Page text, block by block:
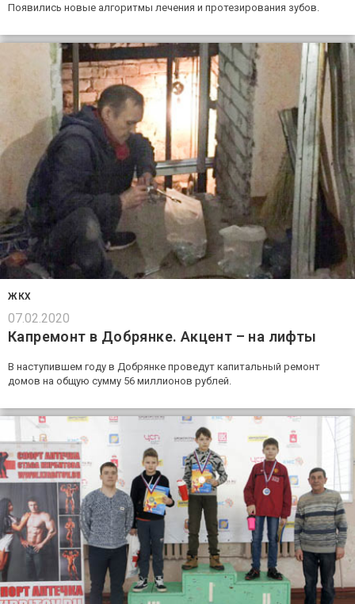
Появились новые алгоритмы лечения и протезирования зубов.
ЖКХ
07.02.2020
Капремонт в Добрянке. Акцент – на лифты
В наступившем году в Добрянке проведут капитальный ремонт
домов на общую сумму 56 миллионов рублей.